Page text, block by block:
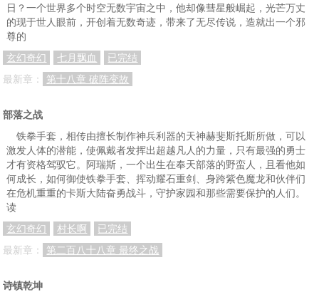
日？一个世界多个时空无数宇宙之中，他却像彗星般崛起，光芒万丈
的现于世人眼前，开创着无数奇迹，带来了无尽传说，造就出一个邪
尊的
玄幻奇幻
七月飘血
已完结
最新章：
第十八章 破阵变故
部落之战
铁拳手套，相传由擅长制作神兵利器的天神赫斐斯托斯所做，可以
激发人体的潜能，使佩戴者发挥出超越凡人的力量，只有最强的勇士
才有资格驾驭它。阿瑞斯，一个出生在奉天部落的野蛮人，且看他如
何成长，如何御使铁拳手套、挥动耀石重剑、身跨紫色魔龙和伙伴们
在危机重重的卡斯大陆奋勇战斗，守护家园和那些需要保护的人们。
读
玄幻奇幻
村长啊
已完结
最新章：
第二百八十八章 最终之战
诗镇乾坤